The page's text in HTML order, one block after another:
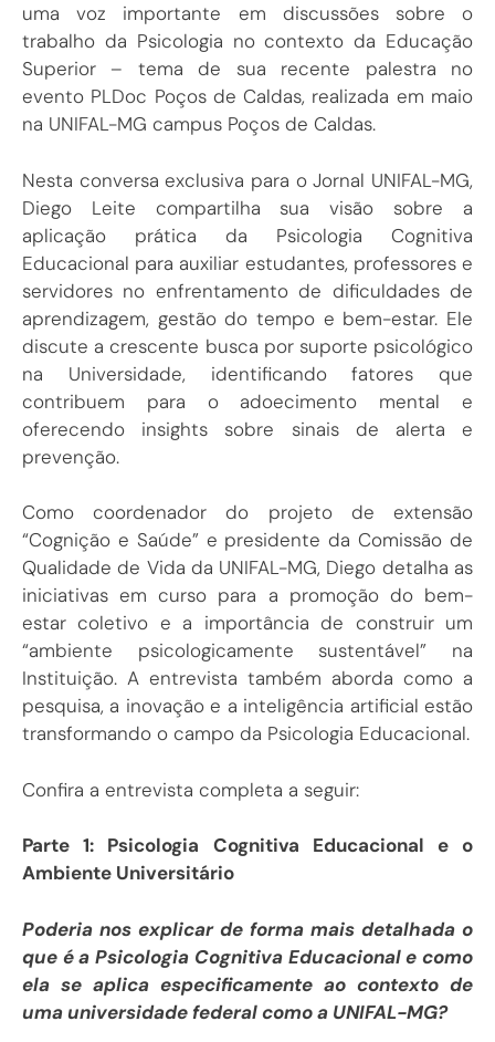
uma voz importante em discussões sobre o
trabalho da Psicologia no contexto da Educação
Superior – tema de sua recente palestra no
evento PLDoc Poços de Caldas, realizada em maio
na UNIFAL-MG campus Poços de Caldas.
Nesta conversa exclusiva para o Jornal UNIFAL-MG,
Diego Leite compartilha sua visão sobre a
aplicação prática da Psicologia Cognitiva
Educacional para auxiliar estudantes, professores e
servidores no enfrentamento de dificuldades de
aprendizagem, gestão do tempo e bem-estar. Ele
discute a crescente busca por suporte psicológico
na Universidade, identificando fatores que
contribuem para o adoecimento mental e
oferecendo insights sobre sinais de alerta e
prevenção.
Como coordenador do projeto de extensão
“Cognição e Saúde” e presidente da Comissão de
Qualidade de Vida da UNIFAL-MG, Diego detalha as
iniciativas em curso para a promoção do bem-
estar coletivo e a importância de construir um
“ambiente psicologicamente sustentável” na
Instituição. A entrevista também aborda como a
pesquisa, a inovação e a inteligência artificial estão
transformando o campo da Psicologia Educacional.
Confira a entrevista completa a seguir:
Parte 1: Psicologia Cognitiva Educacional e o
Ambiente Universitário
Poderia nos explicar de forma mais detalhada o
que é a Psicologia Cognitiva Educacional e como
ela se aplica especificamente ao contexto de
uma universidade federal como a UNIFAL-MG?